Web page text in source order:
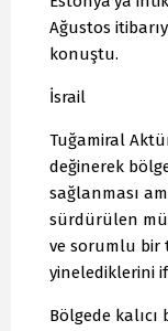
Ağustos
konuştu.
İsrail
Tuğamiral
değinerek
sağlanması
sürdürülen
ve sorumlu bir
yinelediklerini
Bölgede